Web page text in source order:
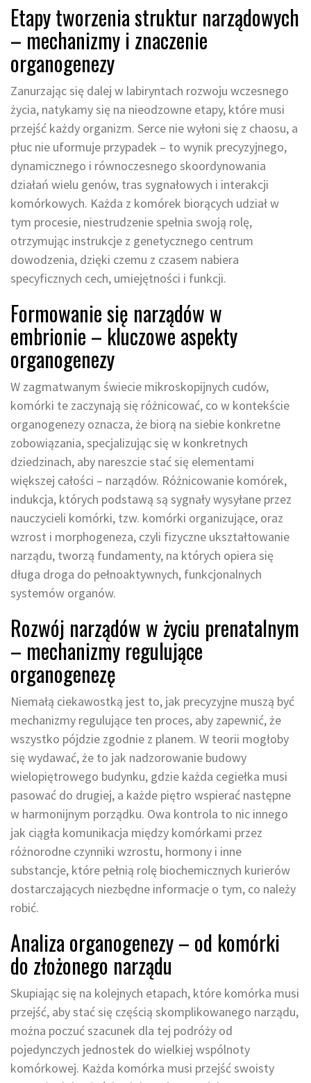
Etapy tworzenia struktur narządowych
– mechanizmy i znaczenie
organogenezy
Zanurzając się dalej w labiryntach rozwoju wczesnego
życia, natykamy się na nieodzowne etapy, które musi
przejść każdy organizm. Serce nie wyłoni się z chaosu, a
płuc nie uformuje przypadek – to wynik precyzyjnego,
dynamicznego i równoczesnego skoordynowania
działań wielu genów, tras sygnałowych i interakcji
komórkowych. Każda z komórek biorących udział w
tym procesie, niestrudzenie spełnia swoją rolę,
otrzymując instrukcje z genetycznego centrum
dowodzenia, dzięki czemu z czasem nabiera
specyficznych cech, umiejętności i funkcji.
Formowanie się narządów w
embrionie – kluczowe aspekty
organogenezy
W zagmatwanym świecie mikroskopijnych cudów,
komórki te zaczynają się różnicować, co w kontekście
organogenezy oznacza, że biorą na siebie konkretne
zobowiązania, specjalizując się w konkretnych
dziedzinach, aby nareszcie stać się elementami
większej całości – narządów. Różnicowanie komórek,
indukcja, których podstawą są sygnały wysyłane przez
nauczycieli komórki, tzw. komórki organizujące, oraz
wzrost i morphogeneza, czyli fizyczne ukształtowanie
narządu, tworzą fundamenty, na których opiera się
długa droga do pełnoaktywnych, funkcjonalnych
systemów organów.
Rozwój narządów w życiu prenatalnym
– mechanizmy regulujące
organogenezę
Niemałą ciekawostką jest to, jak precyzyjne muszą być
mechanizmy regulujące ten proces, aby zapewnić, że
wszystko pójdzie zgodnie z planem. W teorii mogłoby
się wydawać, że to jak nadzorowanie budowy
wielopiętrowego budynku, gdzie każda cegiełka musi
pasować do drugiej, a każde piętro wspierać następne
w harmonijnym porządku. Owa kontrola to nic innego
jak ciągła komunikacja między komórkami przez
różnorodne czynniki wzrostu, hormony i inne
substancje, które pełnią rolę biochemicznych kurierów
dostarczających niezbędne informacje o tym, co należy
robić.
Analiza organogenezy – od komórki
do złożonego narządu
Skupiając się na kolejnych etapach, które komórka musi
przejść, aby stać się częścią skomplikowanego narządu,
można poczuć szacunek dla tej podróży od
pojedynczych jednostek do wielkiej wspólnoty
komórkowej. Każda komórka musi przejść swoisty